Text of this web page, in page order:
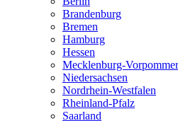
Brandenburg
Bremen
Hamburg
Hessen
Mecklenburg-
Niedersachsen
Nordrhein-Westfalen
Rheinland-Pfalz
Saarland